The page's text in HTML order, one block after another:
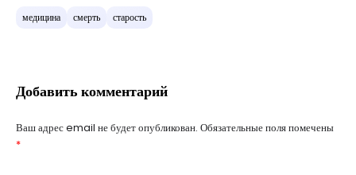
медицина смерть старость
Добавить комментарий
Ваш адрес email не будет опубликован. Обязательные поля помечены
*